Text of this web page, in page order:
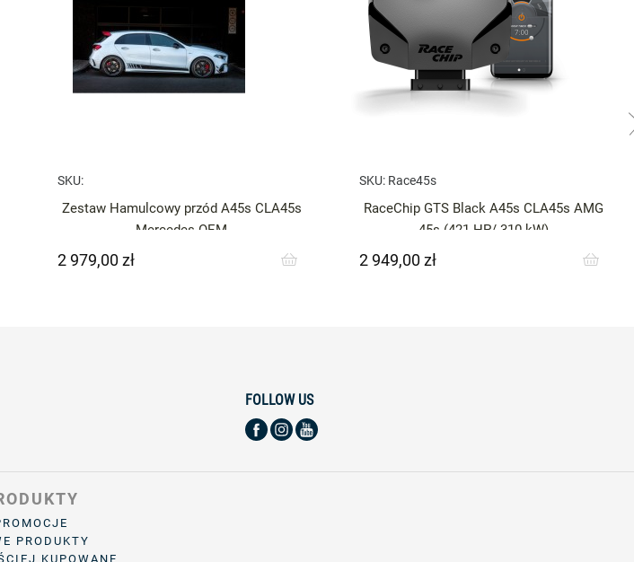
SKU:
Zestaw Hamulcowy przód A45s CLA45s
Mercedes OEM
Cena
2 979,00 zł
SKU: Race45s
RaceChip GTS Black A45s CLA45s AMG
45s (421 HP/ 310 kW)
Cena
2 949,00 zł
FOLLOW US
PRODUKTY
KUPOWANE